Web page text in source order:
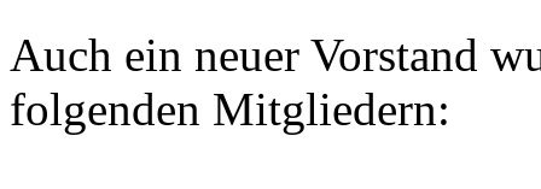
Auch ein neuer Vorstand
folgenden Mitgliedern: